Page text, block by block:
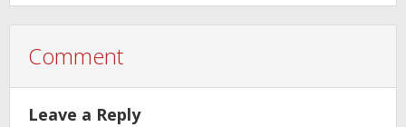
Comment
Leave a Reply